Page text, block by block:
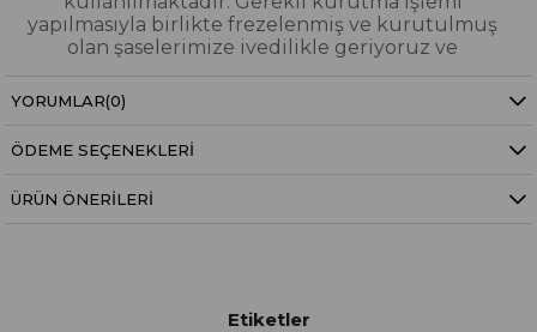
yapılmasıyla birlikte frezelenmiş ve kurutulmuş
olan şaselerimize ivedilikle geriyoruz ve
paketleyerek tarafınıza gönderiyoruz.
YAĞLI BOYA & SİM DOKULU TABLO
dijital baskı alınıp hazırlanarak üzerine spatula
eşliğinde boya dokunuşları / sim işlemeleri kısmi
YORUMLAR(0)
ÖDEME SEÇENEKLERI
ÜRÜN ÖNERILERI
Etiketler